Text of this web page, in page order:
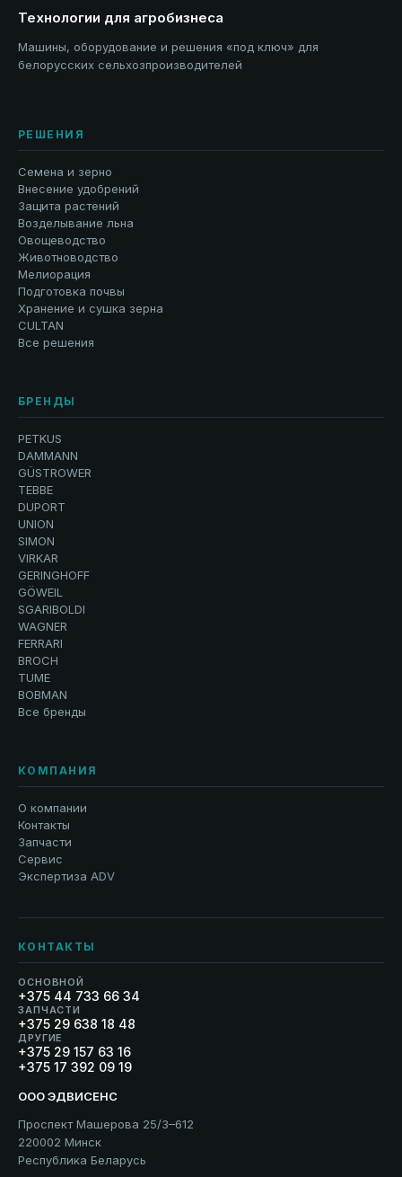
Технологии для агробизнеса
Машины, оборудование и решения «под ключ» для
белорусских сельхозпроизводителей
РЕШЕНИЯ
Семена и зерно
Внесение удобрений
Защита растений
Возделывание льна
Овощеводство
Животноводство
Мелиорация
Подготовка почвы
Хранение и сушка зерна
CULTAN
Все решения
БРЕНДЫ
PETKUS
DAMMANN
GÜSTROWER
TEBBE
DUPORT
UNION
SIMON
VIRKAR
GERINGHOFF
GÖWEIL
SGARIBOLDI
WAGNER
FERRARI
BROCH
TUME
BOBMAN
Все бренды
КОМПАНИЯ
О компании
Контакты
Запчасти
Сервис
Экспертиза ADV
КОНТАКТЫ
ОСНОВНОЙ
+375 44 733 66 34
ЗАПЧАСТИ
+375 29 638 18 48
ДРУГИЕ
+375 29 157 63 16
+375 17 392 09 19
ООО ЭДВИСЕНС
Проспект Машерова 25/3–612
220002 Минск
Республика Беларусь